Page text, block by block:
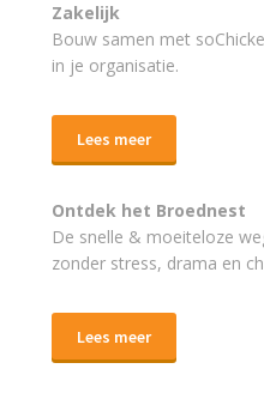
Zakelijk
Bouw samen met
in je organisatie.
Lees meer
Ontdek het Broednest
De snelle & moeiteloze
zonder stress, drama en
Lees meer